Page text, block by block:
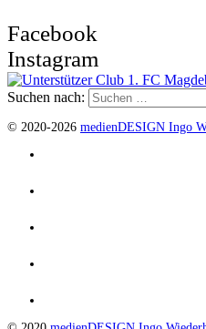
Facebook
Instagram
Suchen nach:
© 2020-2026 medienDESIGN Ingo